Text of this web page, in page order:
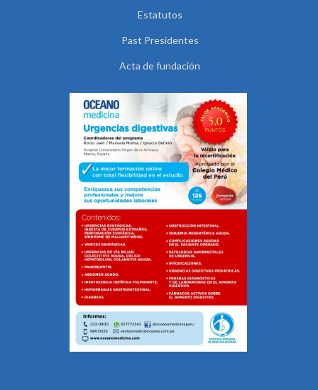
Estatutos
Past Presidentes
Acta de fundación